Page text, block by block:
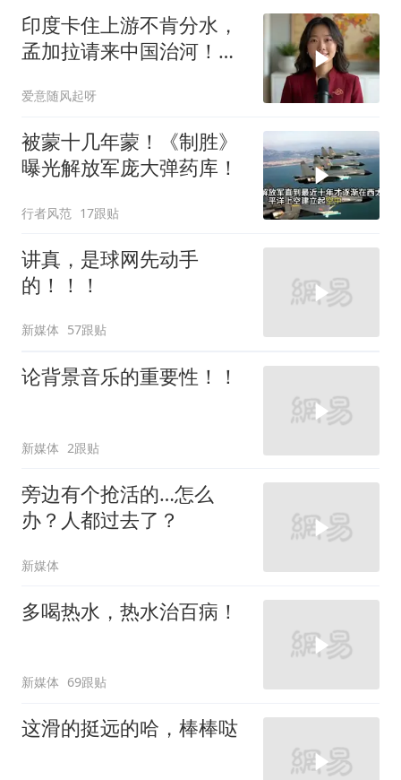
印度卡住上游不肯分水，
孟加拉请来中国治河！一
爱意随风起呀
被蒙十几年蒙！《制胜》
曝光解放军庞大弹药库！
行者风范 17跟贴
讲真，是球网先动手
的！！！
新媒体 57跟贴
论背景音乐的重要性！！
新媒体 2跟贴
旁边有个抢活的…怎么
办？人都过去了？
新媒体
多喝热水，热水治百病！
新媒体 69跟贴
这滑的挺远的哈，棒棒哒